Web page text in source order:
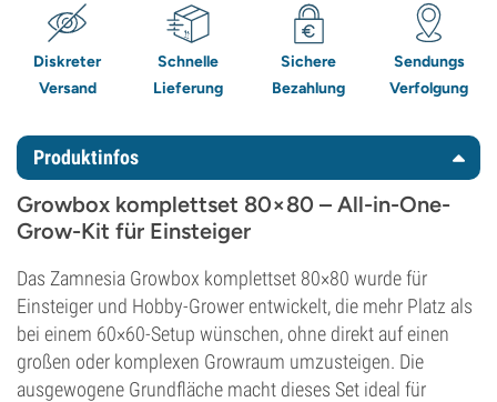
Diskreter
Versand
Schnelle
Lieferung
Sichere
Bezahlung
Sendungs
Verfolgung
Produktinfos
Growbox komplettset 80×80 – All-in-One-
Grow-Kit für Einsteiger
Das Zamnesia Growbox komplettset 80×80 wurde für
Einsteiger und Hobby-Grower entwickelt, die mehr Platz als
bei einem 60×60-Setup wünschen, ohne direkt auf einen
großen oder komplexen Growraum umzusteigen. Die
ausgewogene Grundfläche macht dieses Set ideal für